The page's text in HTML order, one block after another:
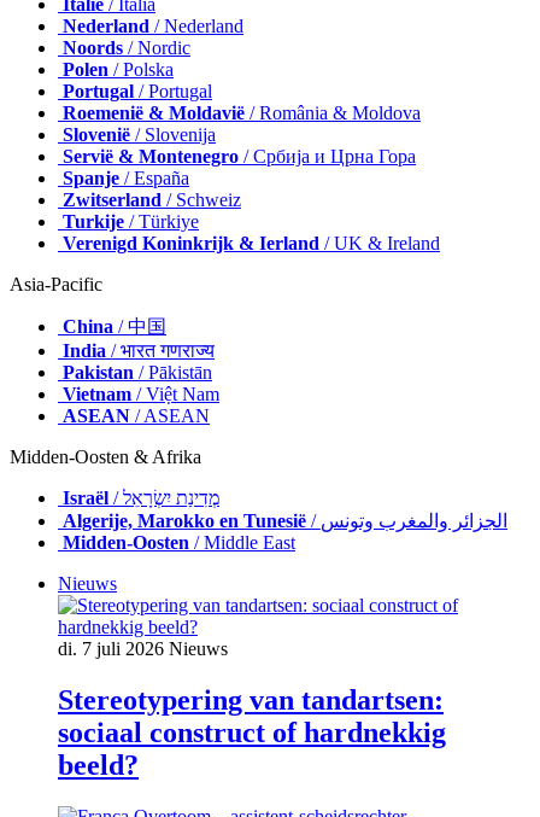
Italië / Italia
Nederland / Nederland
Noords / Nordic
Polen / Polska
Portugal / Portugal
Roemenië & Moldavië / România & Moldova
Slovenië / Slovenija
Servië & Montenegro / Србија и Црна Гора
Spanje / España
Zwitserland / Schweiz
Turkije / Türkiye
Verenigd Koninkrijk & Ierland / UK & Ireland
Asia-Pacific
China / 中国
India / भारत गणराज्य
Pakistan / Pākistān
Vietnam / Việt Nam
ASEAN / ASEAN
Midden-Oosten & Afrika
Israël
/ מְדִינַת יִשְׂרָאֵל
Algerije, Marokko en Tunesië
/ الجزائر والمغرب وتونس
Midden-Oosten / Middle East
Nieuws
di. 7 juli 2026 Nieuws
Stereotypering van tandartsen:
sociaal construct of hardnekkig
beeld?